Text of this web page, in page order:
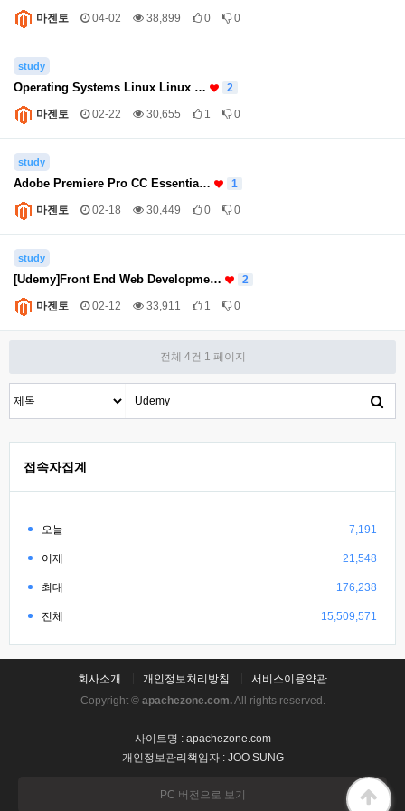
마젠토 04-02 38,899 0 0
study
Operating Systems Linux Linux … 2
마젠토 02-22 30,655 1 0
study
Adobe Premiere Pro CC Essentia… 1
마젠토 02-18 30,449 0 0
study
[Udemy]Front End Web Developme… 2
마젠토 02-12 33,911 1 0
전체 4건 1 페이지
접속자집계
오늘 7,191
어제 21,548
최대 176,238
전체 15,509,571
회사소개 개인정보처리방침
서비스이용약관
Copyright © apachezone.com.All rights reserved.
사이트명 : apachezone.com
개인정보관리책임자 : JOO SUNG
PC 버전으로 보기